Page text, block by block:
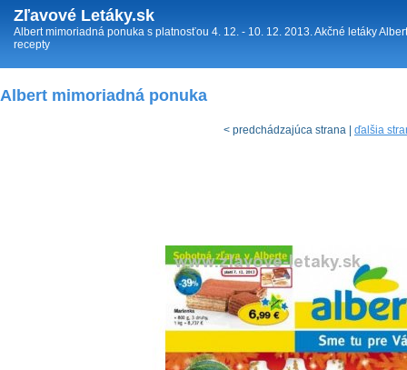
Zľavové Letáky.sk
Albert mimoriadná ponuka s platnosťou 4. 12. - 10. 12. 2013. Akčné letáky
recepty
Albert mimoriadná ponuka
< predchádzajúca strana | ďalšia